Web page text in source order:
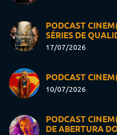
PODCAST
SÉRIES DE
17/07/2026
PODCAST
10/07/2026
PODCAST
DE ABERTURA